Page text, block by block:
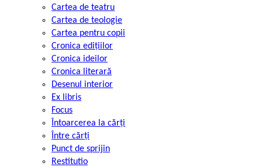
Cartea de teatru
Cartea de teologie
Cartea pentru copii
Cronica edițiilor
Cronica ideilor
Cronica literară
Desenul interior
Ex libris
Focus
Întoarcerea la cărți
Între cărți
Punct de sprijin
Restitutio